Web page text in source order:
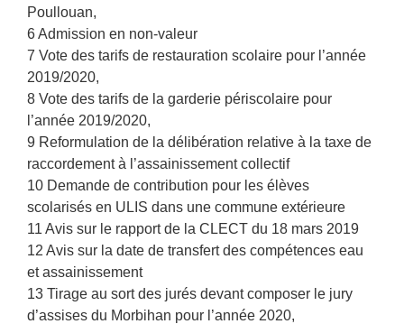
Poullouan,
6 Admission en non-valeur
7 Vote des tarifs de restauration scolaire pour l’année
2019/2020,
8 Vote des tarifs de la garderie périscolaire pour
l’année 2019/2020,
9 Reformulation de la délibération relative à la taxe de
raccordement à l’assainissement collectif
10 Demande de contribution pour les élèves
scolarisés en ULIS dans une commune extérieure
11 Avis sur le rapport de la CLECT du 18 mars 2019
12 Avis sur la date de transfert des compétences eau
et assainissement
13 Tirage au sort des jurés devant composer le jury
d’assises du Morbihan pour l’année 2020,